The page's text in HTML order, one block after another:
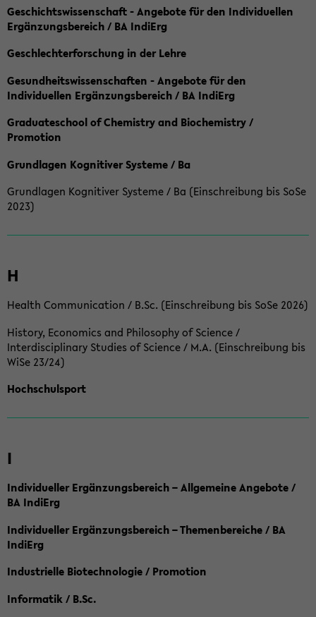
Geschichtswissenschaft - Angebote für den Individuellen
Ergänzungsbereich / BA IndiErg
Geschlechterforschung in der Lehre
Gesundheitswissenschaften - Angebote für den
Individuellen Ergänzungsbereich / BA IndiErg
Graduateschool of Chemistry and Biochemistry /
Promotion
Grundlagen Kognitiver Systeme / Ba
Grundlagen Kognitiver Systeme / Ba (Einschreibung bis SoSe
2023)
H
Health Communication / B.Sc. (Einschreibung bis SoSe 2026)
History, Economics and Philosophy of Science /
Interdisciplinary Studies of Science / M.A. (Einschreibung bis
WiSe 23/24)
Hochschulsport
I
Individueller Ergänzungsbereich – Allgemeine Angebote /
BA IndiErg
Individueller Ergänzungsbereich – Themenbereiche / BA
IndiErg
Industrielle Biotechnologie / Promotion
Informatik / B.Sc.